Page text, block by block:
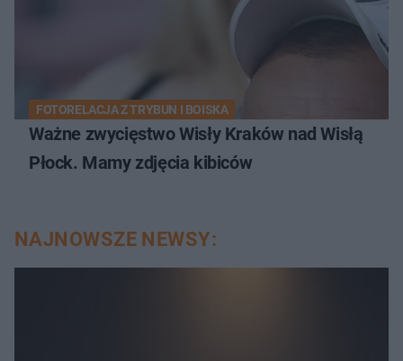
FOTORELACJA Z TRYBUN I BOISKA
Ważne zwycięstwo Wisły Kraków nad Wisłą
Płock. Mamy zdjęcia kibiców
NAJNOWSZE NEWSY: